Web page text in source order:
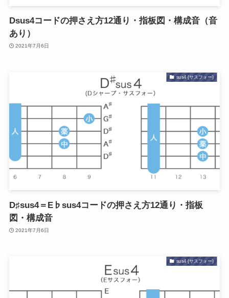
Dsus4コードの押さえ方12通り・指板図・構成音（音
あり）
2021年7月6日
sus4 (サスフォー)
D♯sus4＝E♭sus4コードの押さえ方12通り・指板
図・構成音
2021年7月6日
sus4 (サスフォー)